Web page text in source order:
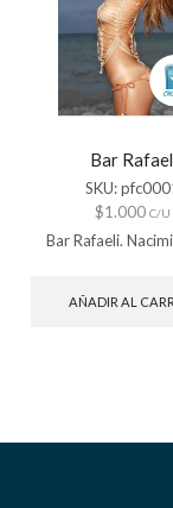
Bar
SKU:
$1.000 C/U
Bar Rafaeli.
AÑADIR AL